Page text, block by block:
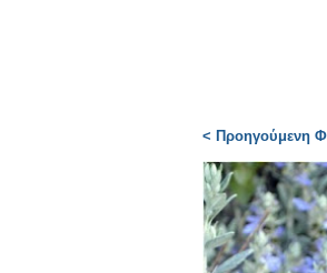
< Προηγούμενη